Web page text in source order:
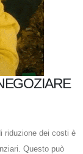
riduzione dei costi è
Questo può